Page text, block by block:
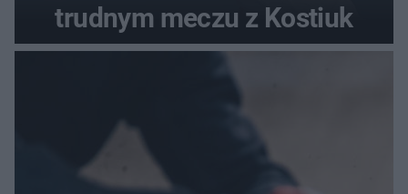
trudnym meczu z Kostiuk